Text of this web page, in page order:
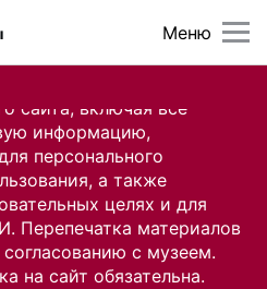
сайта, включая все
информацию,
персонального
а также
целях и для
Перепечатка материалов
с музеем.
на сайт обязательна.
Меню